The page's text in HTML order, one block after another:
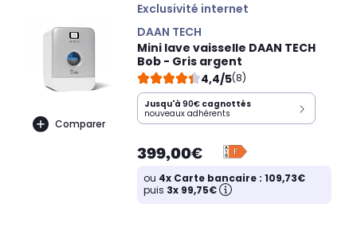
Comparer
Exclusivité internet
DAAN TECH
Mini lave vaisselle DAAN TECH
Bob - Gris argent
4,4/5(8)
Jusqu'à 90€ cagnottés
nouveaux adhérents
399,00€
ou 4x Carte bancaire : 109,73€
puis 3x 99,75€